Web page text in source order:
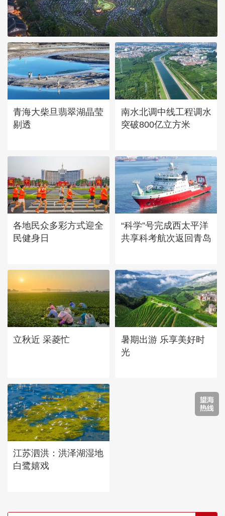
“大地指纹”奏响夏夜文旅乐
章
青海大柴旦翡翠湖晶莹
剔透
南水北调中线工程调水
突破800亿立方米
各地民众多彩方式迎全
民健身日
“科学”号完成西太平洋
共享科考航次返回青岛
立秋近 采菱忙
暑期出游 乐享美好时
光
江苏泗洪：洪泽湖湿地
白鹭嬉戏